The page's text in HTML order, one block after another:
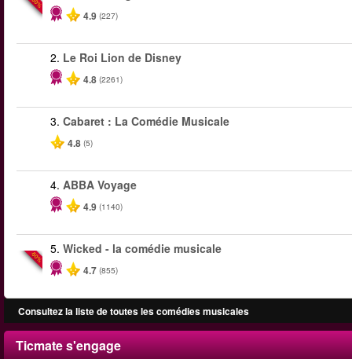
4.9 (227)
2. Le Roi Lion de Disney
4.8 (2261)
3. Cabaret : La Comédie Musicale
4.8 (5)
4. ABBA Voyage
4.9 (1140)
-50%
5. Wicked - la comédie musicale
4.7 (855)
Consultez la liste de toutes les comédies musicales
Ticmate s'engage